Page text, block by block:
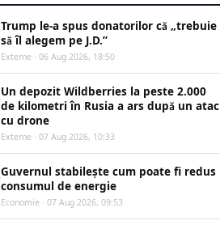
Trump le-a spus donatorilor că „trebuie
să îl alegem pe J.D.”
Externe · 06 Aug 2026, 18:50
Un depozit Wildberries la peste 2.000
de kilometri în Rusia a ars după un atac
cu drone
Externe · 07 Aug 2026, 10:33
Guvernul stabilește cum poate fi redus
consumul de energie
Economie · 07 Aug 2026, 09:53